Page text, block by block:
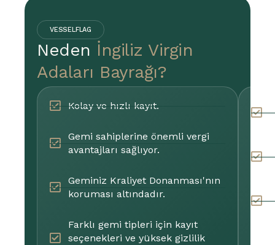
VESSELFLAG
Neden İngiliz Virgin
Adaları Bayrağı?
Kolay ve hızlı kayıt.
Gemi sahiplerine önemli vergi
avantajları sağlıyor.
Geminiz Kraliyet Donanması'nın
koruması altındadır.
Farklı gemi tipleri için kayıt
seçenekleri ve yüksek gizlilik